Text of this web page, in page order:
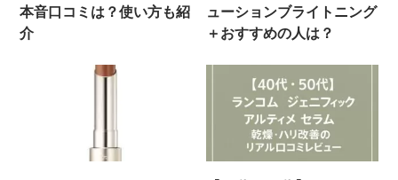
本音口コミは？使い方も紹
介
ューションブライトニング
＋おすすめの人は？